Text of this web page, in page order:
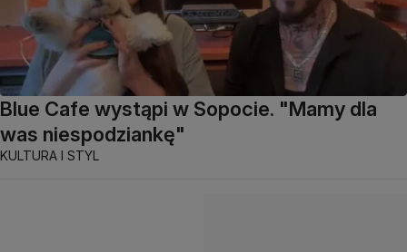
Blue Cafe wystąpi w Sopocie. "Mamy dla
was niespodziankę"
KULTURA I STYL